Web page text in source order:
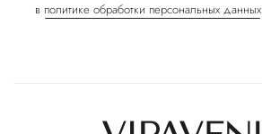
в политике обработки персональных данных